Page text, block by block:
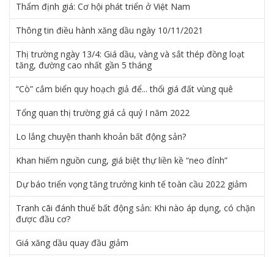
Thẩm định giá: Cơ hội phát triển ở Việt Nam
Thông tin điều hành xăng dầu ngày 10/11/2021
Thị trường ngày 13/4: Giá dầu, vàng và sắt thép đồng loạt
tăng, đường cao nhất gần 5 tháng
“Cò” cắm biển quy hoạch giả để... thổi giá đất vùng quê
Tổng quan thị trường giá cả quý I năm 2022
Lo lắng chuyện thanh khoản bất động sản?
Khan hiếm nguồn cung, giá biệt thự liền kề “neo đỉnh”
Dự báo triển vọng tăng trưởng kinh tế toàn cầu 2022 giảm
Tranh cãi đánh thuế bất động sản: Khi nào áp dụng, có chặn
được đầu cơ?
Giá xăng dầu quay đầu giảm